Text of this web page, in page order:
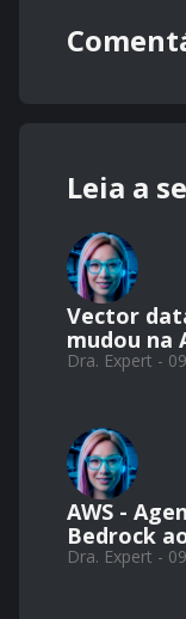
Leia a
Vector
mudou na
Dra. Expert -
AWS -
Bedrock
Dra. Expert -